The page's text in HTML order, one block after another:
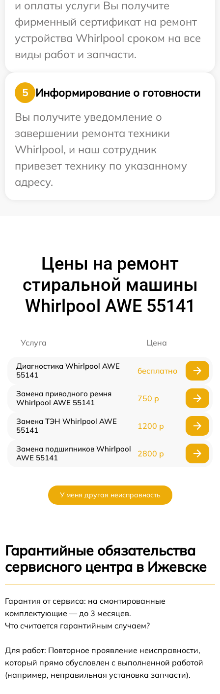
и оплаты услуги Вы получите
фирменный сертификат на ремонт
устройства Whirlpool сроком на все
виды работ и запчасти.
5
Информирование о готовности
Вы получите уведомление о
завершении ремонта техники
Whirlpool, и наш сотрудник
привезет технику по указанному
адресу.
Цены на ремонт
стиральной машины
Whirlpool AWE 55141
Услуга Цена
Диагностика Whirlpool AWE
55141
бесплатно
Замена приводного ремня
Whirlpool AWE 55141
750 р
Замена ТЭН Whirlpool AWE
55141
1200 р
Замена подшипников Whirlpool
AWE 55141
2800 р
У меня другая неисправность
Гарантийные обязательства
сервисного центра в Ижевске
Гарантия от сервиса: на смонтированные
комплектующие — до 3 месяцев.
Что считается гарантийным случаем?
Для работ: Повторное проявление неисправности,
который прямо обусловлен с выполненной работой
(например, неправильная установка запчасти).